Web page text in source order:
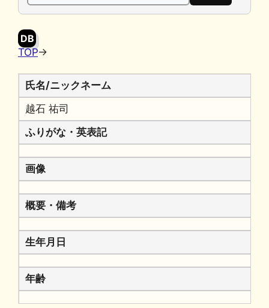
o y
n
DB
TOP→
氏名/ニックネーム
越石 祐司
ふりがな・英表記
画像
概要・備考
生年月日
年齢